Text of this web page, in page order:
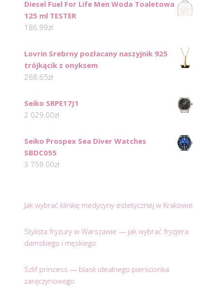
Diesel Fuel For Life Men Woda Toaletowa
125 ml TESTER
186.99zł
Lovrin Srebrny pozłacany naszyjnik 925
trójkącik z onyksem
268.65zł
Seiko SRPE17J1
2 029.00zł
Seiko Prospex Sea Diver Watches
SBDC055
3 759.00zł
Jak wybrać klinikę medycyny estetycznej w Krakowie
Stylista fryzury w Warszawie — jak wybrać fryzjera
damskiego i męskiego
Szlif princess — blask idealnego pierścionka
zaręczynowego